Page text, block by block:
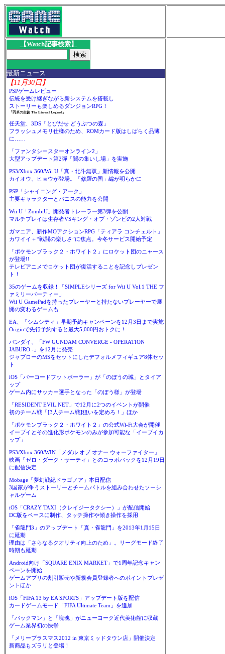
【Watch記事検索】
最新ニュース
【11月30日】
PSPゲームレビュー
伝統を受け継ぎながら新システムを搭載し
ストーリーも楽しめるダンジョンRPG！
「円卓の生徒 The Eternal Legend」
任天堂、3DS「とびだせ どうぶつの森」
フラッシュメモリ仕様のため、ROMカード版はしばらく品薄
に……
「ファンタシースターオンライン2」
大型アップデート第2弾「闇の集いし場」を実施
PS3/Xbox 360/Wii U「真・北斗無双」新情報を公開
カイオウ、ヒョウが登場。「修羅の国」編が明らかに
PSP「シャイニング・アーク」
主要キャラクターとパニスの能力を公開
Wii U「ZombiU」開発者トレーラー第3弾を公開
マルチプレイは生存者VSキング・オブ・ゾンビの2人対戦
ガマニア、新作MOアクションRPG「ティアラ コンチェルト」
カワイイ＋“戦闘の楽しさ”に焦点。今冬サービス開始予定
「ポケモンブラック２・ホワイト２」にロケット団のニャース
が登場!!
テレビアニメでロケット団が復活することを記念しプレゼン
ト！
35のゲームを収録！「SIMPLEシリーズ for Wii U Vol.1 THE フ
ァミリーパーティー」
Wii U GamePadを持ったプレーヤーと持たないプレーヤーで展
開の変わるゲームも
EA、「シムシティ」早期予約キャンペーンを12月3日まで実施
Originで先行予約すると最大5,000円おトクに！
バンダイ、「FW GUNDAM CONVERGE - OPERATION
JABURO -」を12月に発売
ジャブローのMSをセットにしたデフォルメフィギュア8体セッ
ト
iOS「バーコードフットボーラー」が「のぼうの城」とタイア
ップ
ゲーム内にサッカー選手となった「のぼう様」が登場
「RESIDENT EVIL.NET」で12月に2つのイベントが開催
初のチーム戦「[3人チーム戦]狙いを定めろ！」ほか
「ポケモンブラック２・ホワイト２」の公式Wi-Fi大会が開催
イーブイとその進化形ポケモンのみが参加可能な「イーブイカ
ップ」
PS3/Xbox 360/WIN「メダル オブ オナー ウォーファイター」
映画「ゼロ・ダーク・サーティ」とのコラボパックを12月19日
に配信決定
Mobage「夢幻戦紀ドラゴノア」本日配信
3国家が争うストーリーとチームバトルを組み合わせたソーシ
ャルゲーム
iOS「CRAZY TAXI（クレイジータクシー）」が配信開始
DC版をベースに制作、タッチ操作や傾き操作を採用
「雀龍門3」のアップデート「真・雀龍門」を2013年1月15日
に延期
理由は「さらなるクオリティ向上のため」。リーグモード終了
時期も延期
Android向け「SQUARE ENIX MARKET」で1周年記念キャン
ペーンを開始
ゲームアプリの割引販売や新規会員登録者へのポイントプレゼ
ントほか
iOS「FIFA 13 by EA SPORTS」アップデート版を配信
カードゲームモード「FIFA Ultimate Team」を追加
「パックマン」と「塊魂」がニューヨーク近代美術館に収蔵
ゲーム業界初の快挙
「メリープラスマス2012 in 東京ミッドタウン店」開催決定
新商品もズラリと登場！